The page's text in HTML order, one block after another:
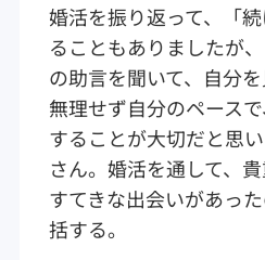
婚活を振り返って、「
ることもありましたが
の助言を聞いて、自分を
無理せず自分のペース
することが大切だと思
さん。婚活を通して、貴
すてきな出会いがあっ
括する。